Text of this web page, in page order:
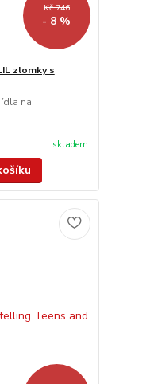
Kč 746
- 8 %
zlomky s
na
skladem